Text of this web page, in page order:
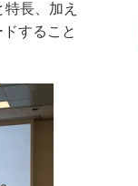
長、加え
すること